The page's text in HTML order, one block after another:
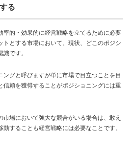
る
率的・効果的に経営戦略を立てるために必要
とする市場において、現状、どこのポジシ
です。
ングと呼びますが単に市場で目立つことを目
信頼を獲得することがポジショニングには重
場において強大な競合がいる場合は、敢え
することも経営戦略には必要なことです。